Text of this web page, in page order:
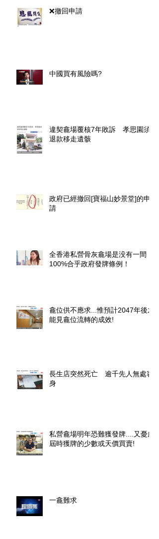
❌撤回申請
中國買有風險嗎?
違契龕場覆核7年敗訴 孝思園須
退款移走遺骸
政府已經撤回[寶福山妙景堂]的申
請
全香港私營骨灰龕場是没有一間
100%合乎政府發牌條例！
龕位供不應求...惟預計2047年後才
能見龕位流轉的成效!
長生店突然死亡 逾千先人無處容
身
私營龕場明年恐難獲發牌....又憂慮
屆時獲牌的少數或天價買賣!
一龕難求